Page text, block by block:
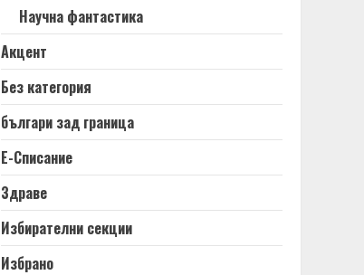
Научна фантастика
Акцент
Без категория
българи зад граница
Е-Списание
Здраве
Избирателни секции
Избрано